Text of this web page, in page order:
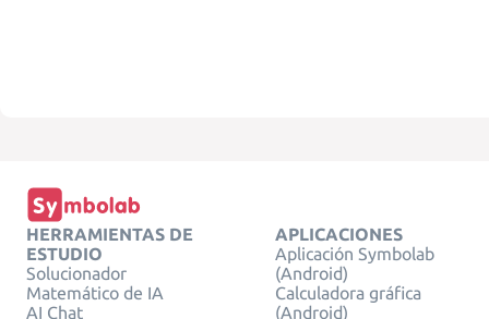
HERRAMIENTAS DE
ESTUDIO
Solucionador
Matemático de IA
AI Chat
APLICACIONES
Aplicación Symbolab
(Android)
Calculadora gráfica
(Android)